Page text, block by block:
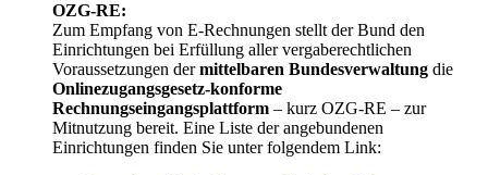
OZG-RE:
Zum Empfang von E-Rechnungen stellt der Bund den
Einrichtungen bei Erfüllung aller vergaberechtlichen
Voraussetzungen dermittelbaren Bundesverwaltung die
Onlinezugangsgesetz-konforme
Rechnungseingangsplattform – kurz OZG-RE – zur
Mitnutzung bereit. Eine Liste der angebundenen
Einrichtungen finden Sie unter folgendem Link: